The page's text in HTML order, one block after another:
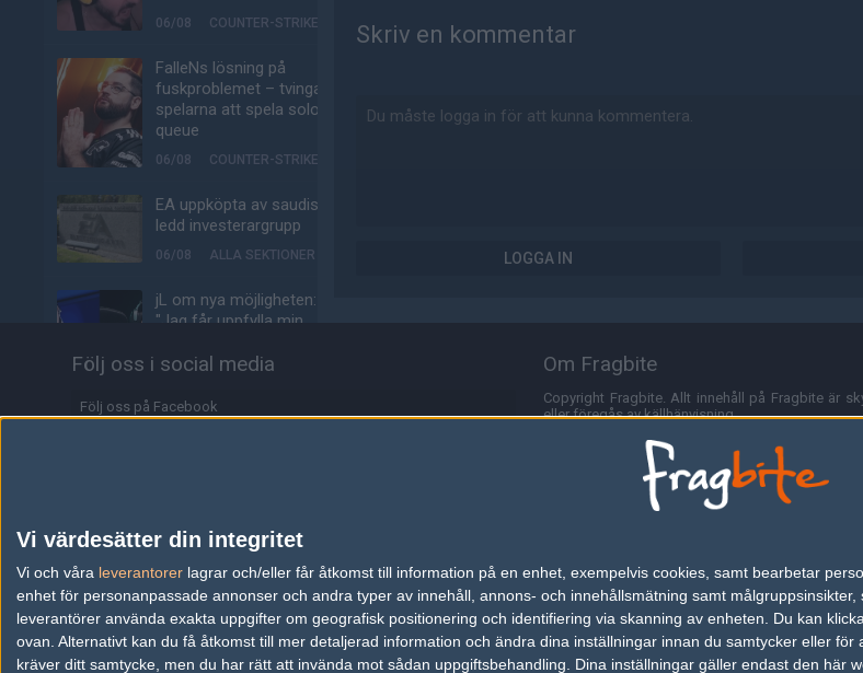
Vi värdesätter din integritet
Vi och våra leverantorer lagrar och/eller får åtkomst till information på en enhet, exempelvis cookies, samt bearbetar
enhet för personanpassade annonser och andra typer av innehåll, annons- och innehållsmätning samt
leverantörer använda exakta uppgifter om geografisk positionering och identifiering via skanning av enheten. Du kan
ovan. Alternativt kan du få åtkomst till mer detaljerad information och ändra dina inställningar innan du samtycker eller för
kräver ditt samtycke, men du har rätt att invända mot sådan uppgiftsbehandling. Dina inställningar gäller endast den
06/08 COUNTER-STRIKE
FalleNs lösning på
fuskproblemet – tvinga
spelarna att spela solo-
queue
06/08 COUNTER-STRIKE
EA uppköpta av saudisk-
ledd investerargrupp
06/08 ALLA SEKTIONER
jL om nya möjligheten:
"Jag får uppfylla min
05/08 COUNTER-STRIKE
f0rest och olofmeister
Alliance klättrar till plats
17 på världsrankingen
05/08 COUNTER-STRIKE
Johnny Speeds ute ur
Stake Pulse efter kross i
Skriv en kommentar
LOGGA IN
Följ oss i social media
Följ oss på Facebook
Information
Annonsering
Copyright och Privacy Policy
Om Fragbite
Copyright Fragbite. Allt innehåll på Fragbite är
eller föregås av källhänvisning.
Alla åsikter uttryckta på Fragbite representerar
Programmering och design av Fredric Bohlin. För
Fragbite använder cookies för att spara
omröstningar och för att föra statistik. För att
besöka Fragbite. Den här textraden finns här på
Annonsering